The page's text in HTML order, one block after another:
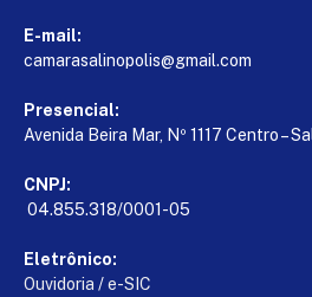
E-mail:
camarasalinopolis@gmail.com
Presencial:
Avenida Beira Mar, Nº 1117 Centro –
CNPJ:
04.855.318/0001-05
Eletrônico:
Ouvidoria /e-SIC